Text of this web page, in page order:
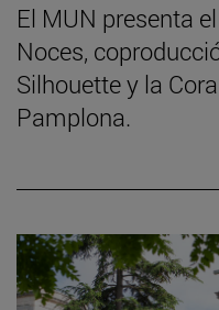
El MUN presenta
Noces,
Silhouette y la
Pamplona.